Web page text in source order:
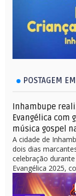
POSTAGEM
Inhambupe
Evangélica com
música gospel
A cidade de
dois dias
celebração
Evangélica 2025,